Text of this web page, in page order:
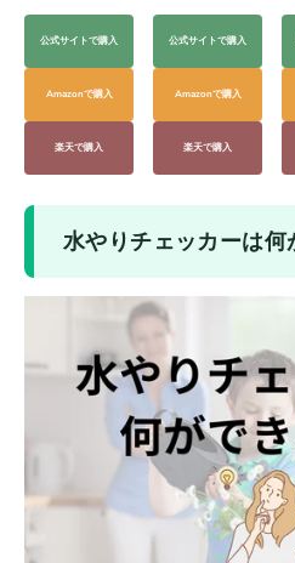
公式サイトで購入
Amazonで購入
楽天で購入
公式サイトで購入
Amazonで購入
楽天で購入
水やりチェッカーは何